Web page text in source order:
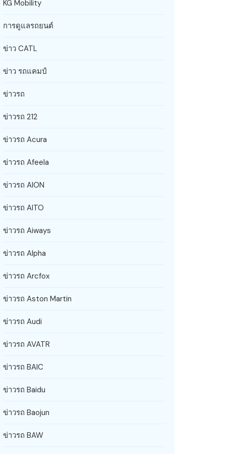
KG Mobility
การดูแลรถยนต์
ข่าว CATL
ข่าว รถแคมป์
ข่าวรถ
ข่าวรถ 212
ข่าวรถ Acura
ข่าวรถ Afeela
ข่าวรถ AION
ข่าวรถ AITO
ข่าวรถ Aiways
ข่าวรถ Alpha
ข่าวรถ Arcfox
ข่าวรถ Aston Martin
ข่าวรถ Audi
ข่าวรถ AVATR
ข่าวรถ BAIC
ข่าวรถ Baidu
ข่าวรถ Baojun
ข่าวรถ BAW